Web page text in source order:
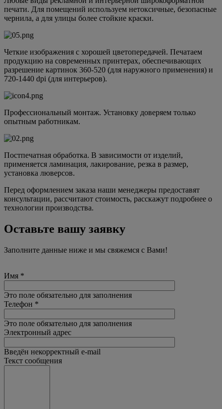
печати. Для помещений используем нетоксичные, безопасные
чернила, а для улицы более стойкие краски.
Четкие изображения с хорошей цветопередачей. Печатаем
продукцию на современных принтерах, обеспечивающих
разрешение картинок 360-520 (для наружного применения) и
720-1440 dpi (для интерьеров).
Профессиональный монтаж. Установку доверяем только
опытным работникам.
Постпечатная обработка. В зависимости от изделий,
применяется ламинация, лакирование, резка в размер,
установка люверсов.
Перед оформлением заказа наши менеджеры предоставят
консультации, рассчитают стоимость, расскажут подробнее о
технологии производства.
Оставьте вашу заявку
Заполните данные ниже и мы свяжемся с Вами!
Имя *
Это поле обязательно для заполнения
Телефон *
Это поле обязательно для заполнения
Электронный адрес
Введён некорректный e-mail
Текст сообщения